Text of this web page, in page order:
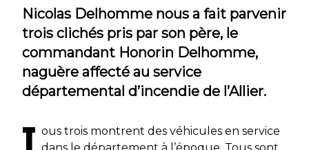
Nicolas Delhomme nous a fait parvenir
trois clichés pris par son père, le
commandant Honorin Delhomme,
naguère affecté au service
départemental d’incendie de l’Allier.
ous trois montrent des véhicules en service